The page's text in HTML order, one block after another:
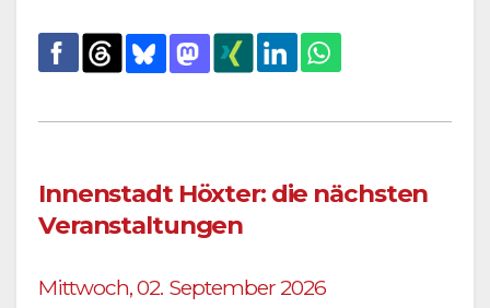
Innenstadt Höxter: die nächsten
Veranstaltungen
Mittwoch, 02. September 2026